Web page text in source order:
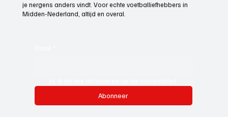
je nergens anders vindt. Voor echte voetballiefhebbers in
Midden-Nederland, altijd en overal.
Abonneer